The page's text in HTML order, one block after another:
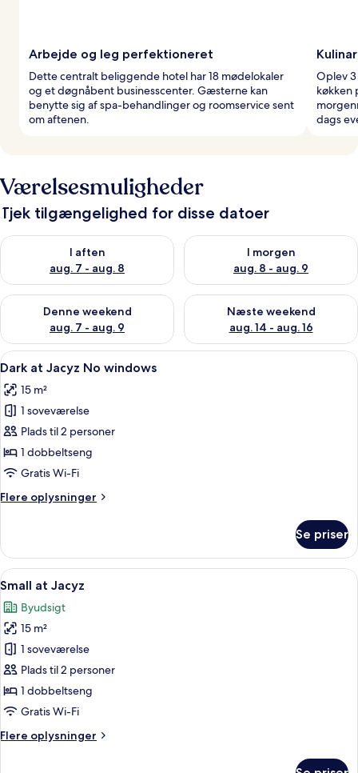
Arbejde og leg perfektioneret
Dette centralt beliggende hotel har 18 mødelokaler
og et døgnåbent businesscenter. Gæsterne kan
benytte sig af spa-behandlinger og roomservice sent
om aftenen.
Oplev 3
køkken
dags
Værelsesmuligheder
Tjek tilgængelighed for disse datoer
I aften
aug. 7 - aug. 8
Tjek tilgængelighed for i aften aug. 7 - aug. 8
I morgen
aug. 8 - aug. 9
Tjek tilgængelighed for i
Denne weekend
aug. 7 - aug. 9
Tjek tilgængelighed for denne weekend aug. 7 - aug. 9
Næste weekend
aug. 14 - aug. 16
Tjek tilgængelighed for næste
Indlæs
alle
billeder
af
Dark
at
Jacyz
windows
Et hotelværelse med en seng, et
4
Dark at Jacyz No windows
15 m²
1 soveværelse
Plads til 2 personer
1 dobbeltseng
Gratis Wi-Fi
Flere oplysninger
Flere
at
Jacyz
No
Se priser
Indlæs
alle
billeder
af
Small
at
Jacyz
Et moderne hotelværelse med en
3
Small at Jacyz
Byudsigt
15 m²
1 soveværelse
Plads til 2 personer
1 dobbeltseng
Gratis Wi-Fi
Flere oplysninger
Flere